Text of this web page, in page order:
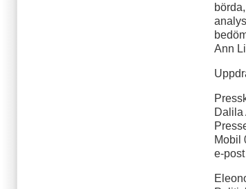
Ann
Dalila
Mobil
e-